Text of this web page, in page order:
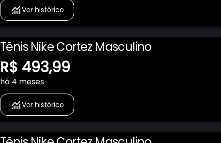
Ver histórico
Tênis Nike Cortez Masculino
R$ 493,99
há 4 meses
Ver histórico